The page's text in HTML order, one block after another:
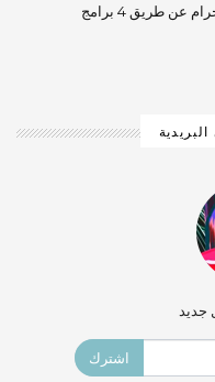
عن طريق 4 برامج
جديد
اشترك